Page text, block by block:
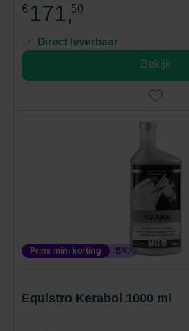
€ 171,50
Direct leverbaar
Bekijk
Prins mini korting -5%
Equistro Kerabol 1000 ml